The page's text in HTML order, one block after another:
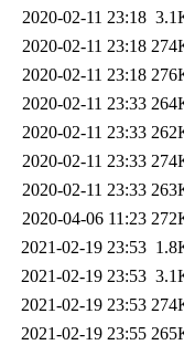
2020-02-11 23:18
2020-02-11 23:18
2020-02-11 23:18
2020-02-11 23:33
2020-02-11 23:33
2020-02-11 23:33
2020-02-11 23:33
2020-04-06 11:23
2021-02-19 23:53
2021-02-19 23:53
2021-02-19 23:53
2021-02-19 23:55